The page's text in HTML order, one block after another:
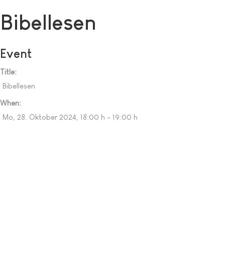
Bibellesen
Event
Title:
Bibellesen
When:
Mo, 28. Oktober 2024 , 18:00 h - 19:00 h